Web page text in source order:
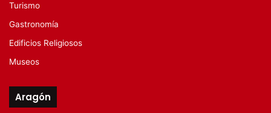
Turismo
Gastronomía
Edificios Religiosos
Museos
Aragón